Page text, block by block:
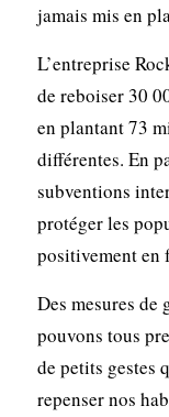
jamais mis en
L’entreprise
de reboiser 30
en plantant 73
différentes. En
subventions
protéger les
positivement en
Des mesures de
pouvons tous
de petits gestes
repenser nos